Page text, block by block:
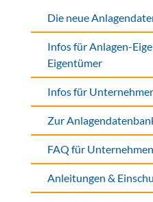
Die neue
Infos für Anlagen-
Eigentümer
Infos für Unternehmen
Zur
FAQ für Unternehmen
Anleitungen &